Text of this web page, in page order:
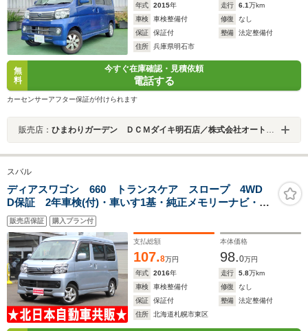
年式
2015年 走行 6.1万km
車検
車検整備付 修復
なし
保証
保証付 整備
法定整備付
住所
兵庫県明石市
無
料
今すぐ在庫確認・見積依頼
電話する
カーセンサーアフター保証が付けられます
販売店： ひまわりガーデン ＤＣＭダイキ明石店／株式会社オートスタイルトレーディング
スバル
ディアスワゴン 660 トランスケア スロープ 4WD
D保証 2年車検(付)・車いす1基・純正メモリーナビ・
TV・CD/DVD/BT・キーレス・リアヒーター・ABS・オー
トエアコン・Wエアバッグ・業販可
販売店保証 購入プラン付
支払総額
107.8万円
本体価格
98.0万円
年式
2016年 走行 5.8万km
車検
車検整備付 修復
なし
保証
保証付 整備
法定整備付
住所
北海道札幌市東区